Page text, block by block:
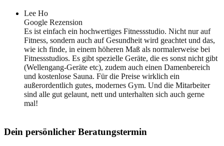
Lee Ho
Google Rezension
Es ist einfach ein hochwertiges Fitnessstudio. Nicht nur auf
Fitness, sondern auch auf Gesundheit wird geachtet und das,
wie ich finde, in einem höheren Maß als normalerweise bei
Fitnessstudios. Es gibt spezielle Geräte, die es sonst nicht gibt
(Wellengang-Geräte etc), zudem auch einen Damenbereich
und kostenlose Sauna. Für die Preise wirklich ein
außerordentlich gutes, modernes Gym. Und die Mitarbeiter
sind alle gut gelaunt, nett und unterhalten sich auch gerne
mal!
Dein persönlicher Beratungstermin